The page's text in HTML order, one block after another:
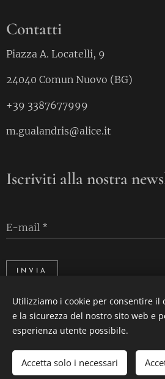
AGGIUNGI AL
Contatti
Piazza A. Locatelli, 9
24040 Comun Nuovo (BG)
+39 3387677999
m.gualandris@alice.it
Iscriviti alla nostra
E-mail
INVIA
Utilizziamo i cookie per consentire
e la sicurezza del nostro sito web e
esperienza utente possibile.
Accetta solo i necessari